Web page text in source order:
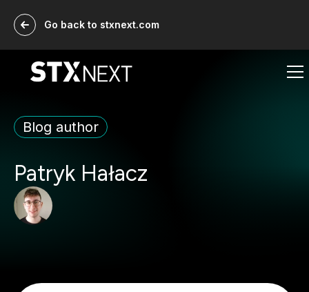
Go back to stxnext.com
Blog author
Patryk Hałacz